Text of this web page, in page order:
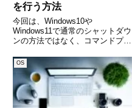
を行う方法
今回は、Windows10や
Windows11で通常のシャットダウ
ンの方法ではなく、コマンドプロ
を使用して、コマンドにてシャッ
トダウンや再起動を行う方法を解
説します。 (adsbygoogle = w
OS